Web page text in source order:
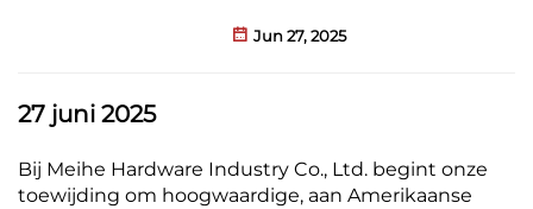
Jun 27, 2025
27 juni 2025
Bij Meihe Hardware Industry Co., Ltd. begint onze
toewijding om hoogwaardige, aan Amerikaanse